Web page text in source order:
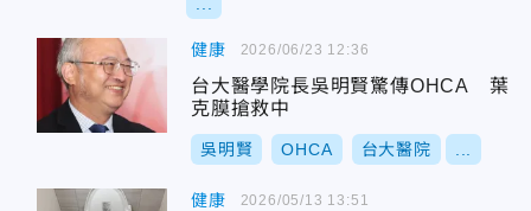
健康
台大醫學院長吳明賢驚傳OHCA 葉
克膜搶救中
吳明賢 OHCA 台大醫院
2026/06/23 12:36
健康 2026/05/13 13:51